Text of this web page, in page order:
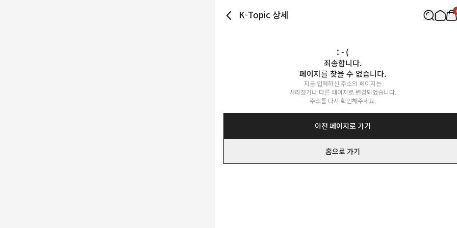
K-Topic 상세
: - (
죄송합니다.
페이지를 찾을 수 없습니다.
지금 입력하신 주소의 페이지는
사라졌거나 다른 페이지로 변경되었습니다.
주소를 다시 확인해주세요.
이전 페이지로 가기
홈으로 가기